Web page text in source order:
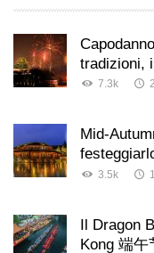
tradizioni,
7.3k
Mid-
3.5k
Il Dragon
Kong 端午